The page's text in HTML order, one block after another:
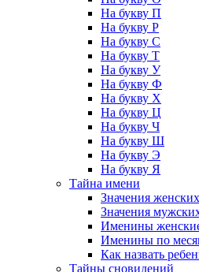
На букву П
На букву Р
На букву С
На букву Т
На букву У
На букву Ф
На букву Х
На букву Ц
На букву Ч
На букву Ш
На букву Э
На букву Я
Тайна имени
Значения
Значения
Именины
Именины по
Как назвать
Тайны сновидений